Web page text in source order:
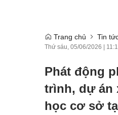
Trang chủ Tin
Thứ sáu, 05/06/2026 |
Phát động
trình, dự án
học cơ sở